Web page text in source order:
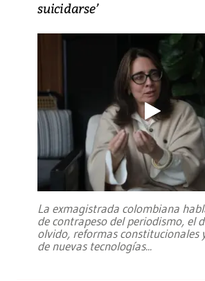
suicidarse’
La exmagistrada colombiana
de contrapeso del periodismo, el
olvido, reformas constitucionales
de nuevas tecnologías...